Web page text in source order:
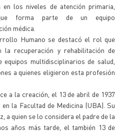
los niveles de atención primaria,
forma parte de un equipo
médica.
Humano se destacó el rol que
la recuperación y rehabilitación de
multidisciplinarios de salud,
a quienes eligieron esta profesión
a la creación, el 13 de abril de 1937
la Facultad de Medicina (UBA). Su
a quien se lo considera el padre de la
años más tarde, el también 13 de